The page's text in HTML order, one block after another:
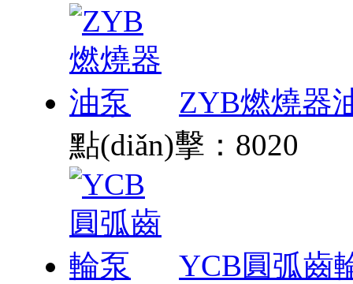
ZYB燃燒器
點(diǎn)擊：8020
YCB圓弧齒